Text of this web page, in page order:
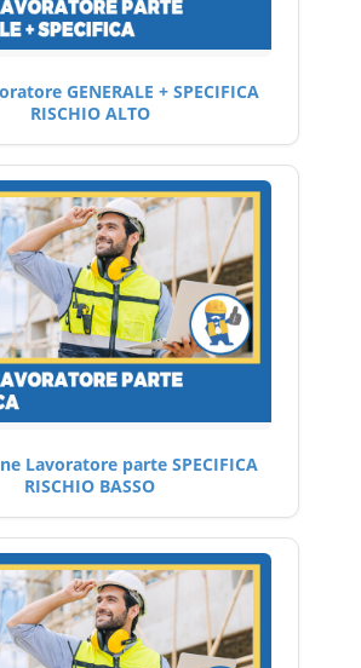
GENERALE + SPECIFICA
RISCHIO ALTO
Lavoratore parte SPECIFICA
RISCHIO BASSO